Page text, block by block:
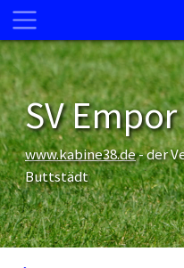
SV
www.kabine38.de- der
Buttstädt